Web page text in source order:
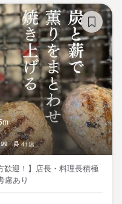
41席
歓迎！】店長・料理長積極
慮あり